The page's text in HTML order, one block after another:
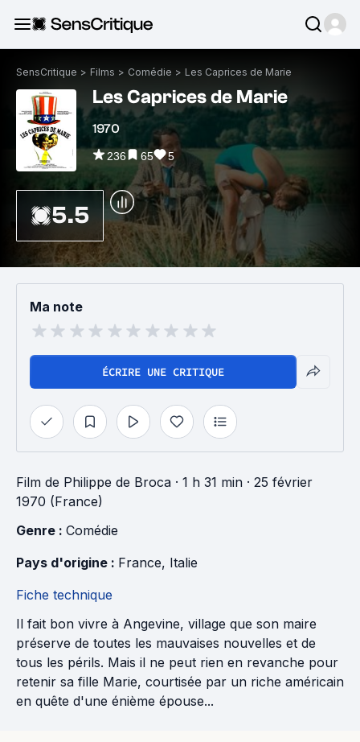
SensCritique > Films > Comédie > Les Caprices de Marie
Les Caprices de Marie
1970
236 65 5
5.5
Ma note
ÉCRIRE UNE CRITIQUE
Film de Philippe de Broca · 1 h 31 min · 25 février
1970 (France)
Genre : Comédie
Pays d'origine : France, Italie
Fiche technique
Il fait bon vivre à Angevine, village que son maire
préserve de toutes les mauvaises nouvelles et de
tous les périls. Mais il ne peut rien en revanche pour
retenir sa fille Marie, courtisée par un riche américain
en quête d'une énième épouse...